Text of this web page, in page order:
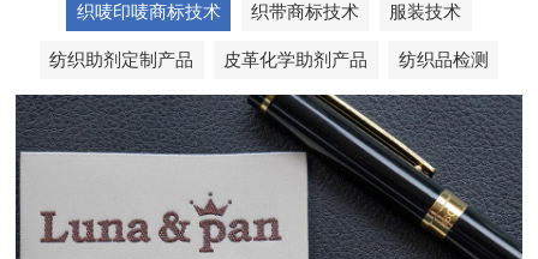
织唛印唛商标技术 织带商标技术 服装技术
纺织助剂定制产品 皮革化学助剂产品 纺织品检测